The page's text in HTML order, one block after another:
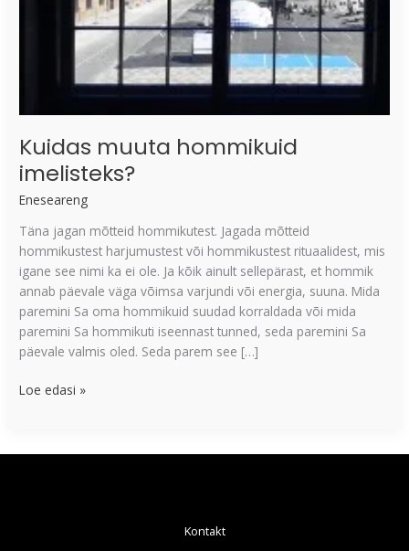
Kuidas muuta hommikuid
imelisteks?
Eneseareng
Täna jagan mõtteid hommikutest. Jagada mõtteid
hommikustest harjumustest või hommikustest rituaalidest, mis
igane see nimi ka ei ole. Ja kõik ainult sellepärast, et hommik
annab päevale väga võimsa varjundi või energia, suuna. Mida
paremini Sa oma hommikuid suudad korraldada või mida
paremini Sa hommikuti iseennast tunned, seda paremini Sa
päevale valmis oled. Seda parem see […]
Loe edasi »
Kontakt